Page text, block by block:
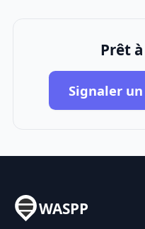
Prêt
Signaler
WASPP